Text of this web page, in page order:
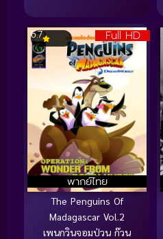
Full HD
พากย์ไทย
6.7
The Penguins Of
Madagascar Vol.2
เพนกวินจอมป่วน ก๊วน